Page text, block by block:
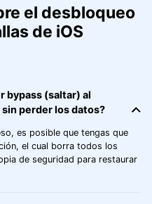
el desbloqueo
de iOS
bypass (saltar) al
perder los datos?󠀲󠀡󠀥󠀤󠀦󠀥󠀣󠀧󠀢
es posible que tengas que
el cual borra todos los
de seguridad para restaurar